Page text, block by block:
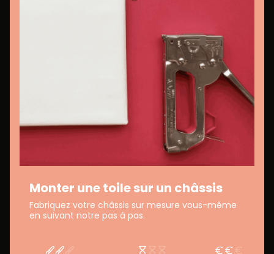
Monter une toile sur un châssis
Fabriquez votre châssis sur mesure vous-même
en suivant notre pas à pas.